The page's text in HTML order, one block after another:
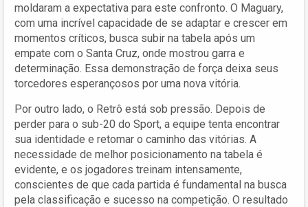
moldaram a expectativa para este confronto. O Maguary,
com uma incrível capacidade de se adaptar e crescer em
momentos críticos, busca subir na tabela após um
empate com o Santa Cruz, onde mostrou garra e
determinação. Essa demonstração de força deixa seus
torcedores esperançosos por uma nova vitória.
Por outro lado, o Retrô está sob pressão. Depois de
perder para o sub-20 do Sport, a equipe tenta encontrar
sua identidade e retomar o caminho das vitórias. A
necessidade de melhor posicionamento na tabela é
evidente, e os jogadores treinam intensamente,
conscientes de que cada partida é fundamental na busca
pela classificação e sucesso na competição. O resultado